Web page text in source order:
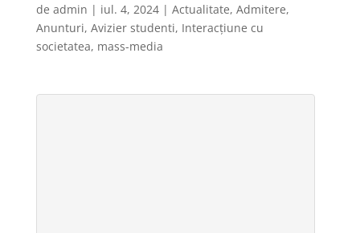
de admin | iul. 4, 2024| Actualitate, Admitere,
Anunturi, Avizier studenti, Interacțiune cu
societatea, mass-media